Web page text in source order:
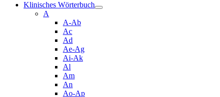
Klinisches Wörterbuch
A
A-Ab
Ac
Ad
Ae-Ag
Ai-Ak
Al
Am
An
Ao-Ap